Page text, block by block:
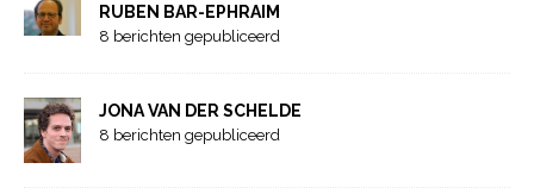
RUBEN BAR-EPHRAIM
8 berichten gepubliceerd
JONA VAN DER SCHELDE
8 berichten gepubliceerd